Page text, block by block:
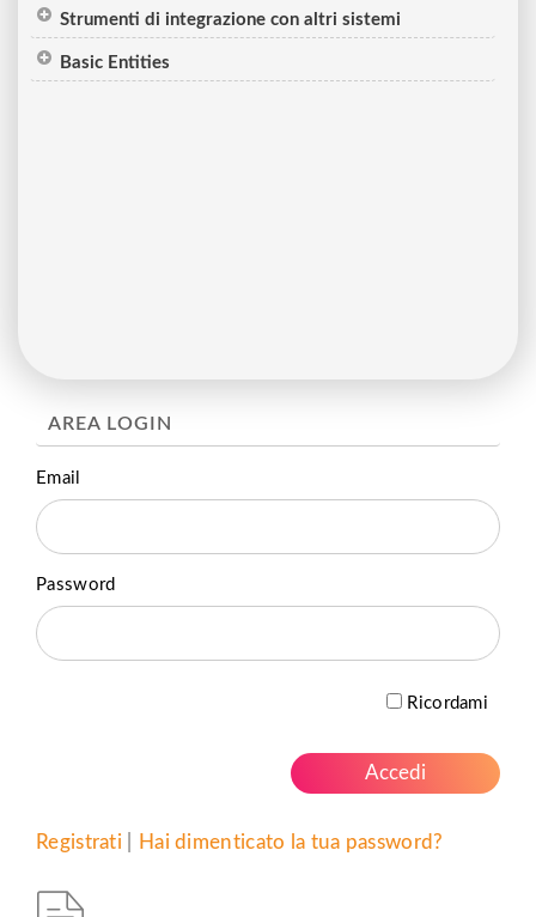
Strumenti di integrazione con altri sistemi
Basic Entities
AREA LOGIN
Email
Password
Ricordami
Registrati Hai dimenticato la tua password?